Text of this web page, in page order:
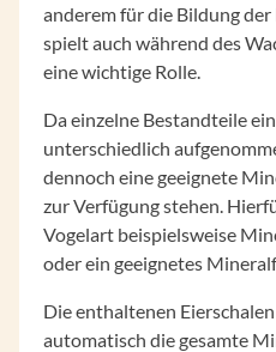
anderem für die Bildung
spielt auch während des
eine wichtige Rolle.
Da einzelne Bestandteile
unterschiedlich
dennoch eine geeignete
zur Verfügung stehen.
Vogelart beispielsweise
oder ein geeignetes
Die enthaltenen
automatisch die gesamte